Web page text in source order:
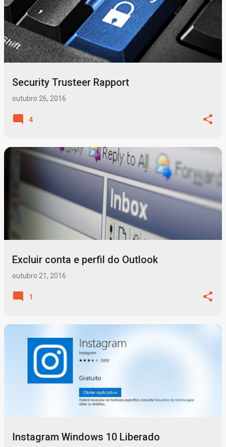
Security Trusteer Rapport
outubro 26, 2016
4
Excluir conta e perfil do Outlook
outubro 21, 2016
1
Instagram Windows 10 Liberado